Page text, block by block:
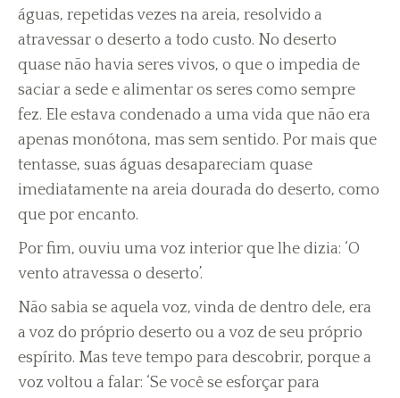
águas, repetidas vezes na areia, resolvido a
atravessar o deserto a todo custo. No deserto
quase não havia seres vivos, o que o impedia de
saciar a sede e alimentar os seres como sempre
fez. Ele estava condenado a uma vida que não era
apenas monótona, mas sem sentido. Por mais que
tentasse, suas águas desapareciam quase
imediatamente na areia dourada do deserto, como
que por encanto.
Por fim, ouviu uma voz interior que lhe dizia: ‘O
vento atravessa o deserto’.
Não sabia se aquela voz, vinda de dentro dele, era
a voz do próprio deserto ou a voz de seu próprio
espírito. Mas teve tempo para descobrir, porque a
voz voltou a falar: ‘Se você se esforçar para